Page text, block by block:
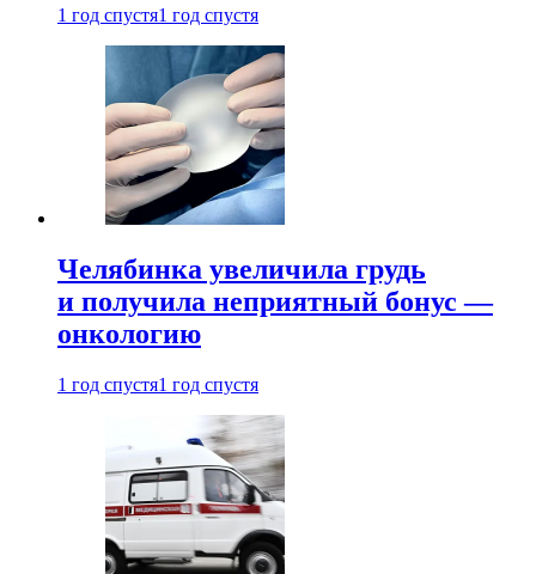
1 год спустя1 год спустя
Челябинка увеличила грудь
и получила неприятный бонус —
онкологию
1 год спустя1 год спустя